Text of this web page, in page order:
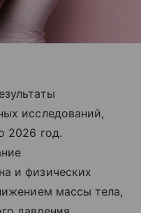
исследований,
2026 год.
и физических
массы тела,